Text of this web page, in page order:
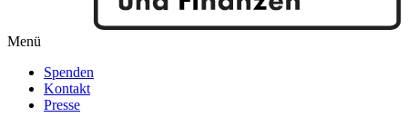
Menü
Spenden
Kontakt
Presse